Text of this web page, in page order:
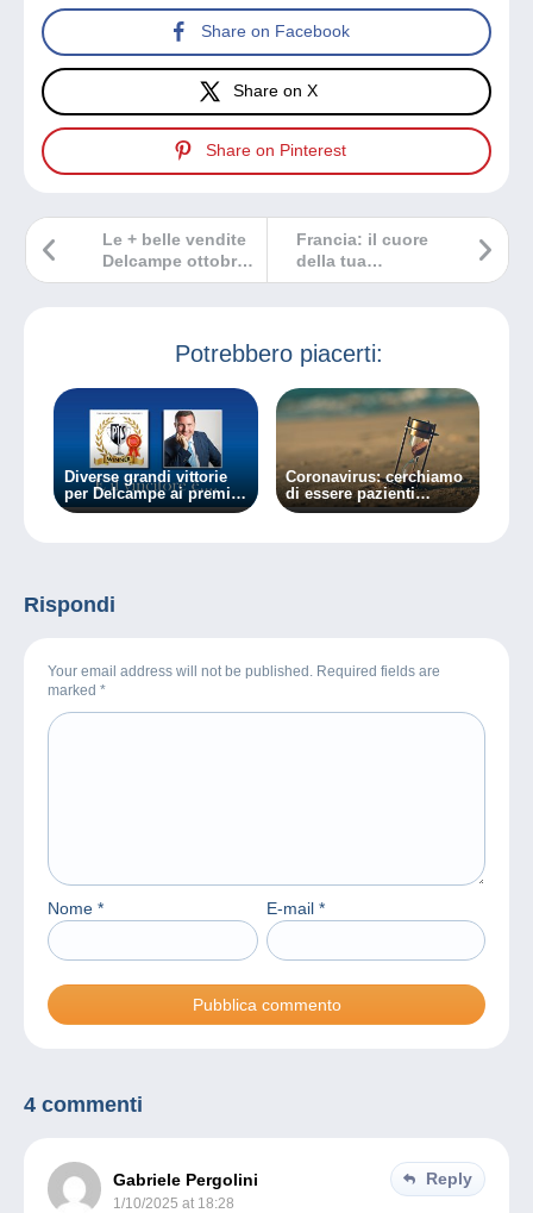
Share on Facebook
Share on X
Share on Pinterest
Francia: il cuore
della tua
collezione!
Le + belle vendite
Delcampe ottobre
2025
Potrebbero piacerti:
Diverse grandi vittorie
per Delcampe ai premi
PTS
Coronavirus: cerchiamo
di essere pazienti…
Rispondi
Your email address will not be published. Required fields are
marked *
Nome * E-mail *
4 commenti
Gabriele Pergolini
1/10/2025 at 18:28
Reply